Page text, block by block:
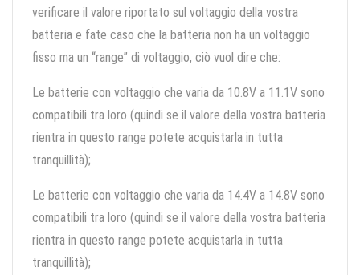
verificare il valore riportato sul voltaggio della vostra
batteria e fate caso che la batteria non ha un voltaggio
fisso ma un “range” di voltaggio, ciò vuol dire che:
Le batterie con voltaggio che varia da 10.8V a 11.1V sono
compatibili tra loro (quindi se il valore della vostra batteria
rientra in questo range potete acquistarla in tutta
tranquillità);
Le batterie con voltaggio che varia da 14.4V a 14.8V sono
compatibili tra loro (quindi se il valore della vostra batteria
rientra in questo range potete acquistarla in tutta
tranquillità);